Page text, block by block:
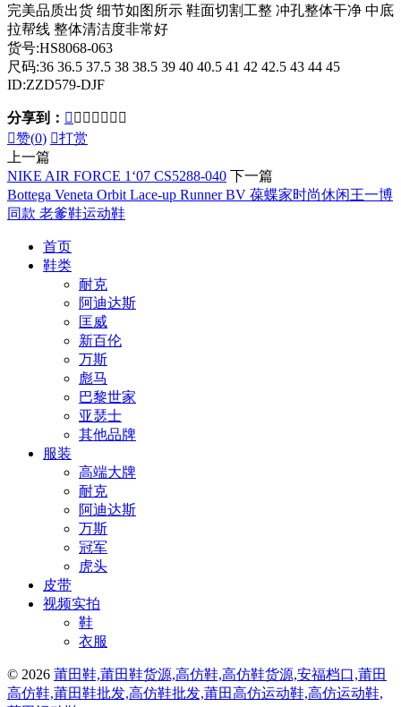
完美品质出货 细节如图所示 鞋面切割工整 冲孔整体干净 中底
拉帮线 整体清洁度非常好
货号:HS8068-063
尺码:36 36.5 37.5 38 38.5 39 40 40.5 41 42 42.5 43 44 45
ID:ZZD579-DJF
分享到：       
赞(0) 打赏
上一篇
NIKE AIR FORCE 1‘07 CS5288-040 下一篇
Bottega Veneta Orbit Lace-up Runner BV 葆蝶家时尚休闲王一博
同款 老爹鞋运动鞋
首页
鞋类
耐克
阿迪达斯
匡威
新百伦
万斯
彪马
巴黎世家
亚瑟士
其他品牌
服装
高端大牌
耐克
阿迪达斯
万斯
冠军
虎头
皮带
视频实拍
鞋
衣服
© 2026 莆田鞋,莆田鞋货源,高仿鞋,高仿鞋货源,安福档口,莆田
高仿鞋,莆田鞋批发,高仿鞋批发,莆田高仿运动鞋,高仿运动鞋,